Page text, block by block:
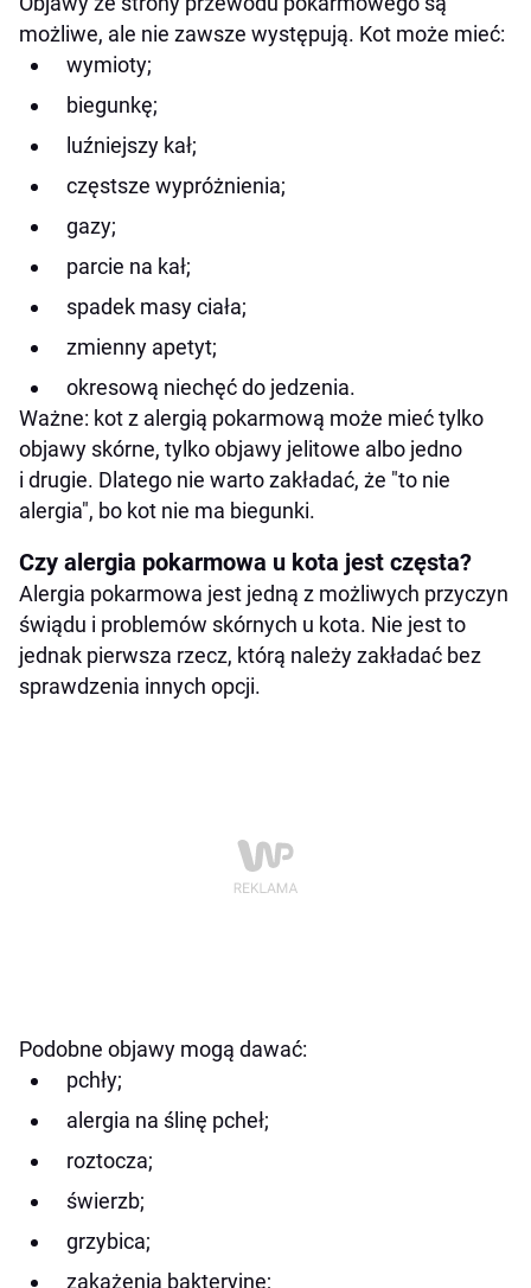
możliwe, ale nie zawsze występują. Kot może mieć:
wymioty;
biegunkę;
luźniejszy kał;
częstsze wypróżnienia;
gazy;
parcie na kał;
spadek masy ciała;
zmienny apetyt;
okresową niechęć do jedzenia.
Ważne: kot z alergią pokarmową może mieć tylko
objawy skórne, tylko objawy jelitowe albo jedno
i drugie. Dlatego nie warto zakładać, że "to nie
alergia", bo kot nie ma biegunki.
Czy alergia pokarmowa u kota jest częsta?
Alergia pokarmowa jest jedną z możliwych przyczyn
świądu i problemów skórnych u kota. Nie jest to
jednak pierwsza rzecz, którą należy zakładać bez
sprawdzenia innych opcji.
Podobne objawy mogą dawać:
pchły;
alergia na ślinę pcheł;
roztocza;
świerzb;
grzybica;
zakażenia bakteryjne;